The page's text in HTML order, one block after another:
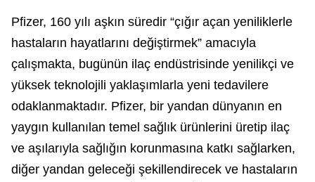
Pfizer, 160 yılı aşkın süredir “çığır açan yeniliklerle
hastaların hayatlarını değiştirmek” amacıyla
çalışmakta, bugünün ilaç endüstrisinde yenilikçi ve
yüksek teknolojili yaklaşımlarla yeni tedavilere
odaklanmaktadır. Pfizer, bir yandan dünyanın en
yaygın kullanılan temel sağlık ürünlerini üretip ilaç
ve aşılarıyla sağlığın korunmasına katkı sağlarken,
diğer yandan geleceği şekillendirecek ve hastaların